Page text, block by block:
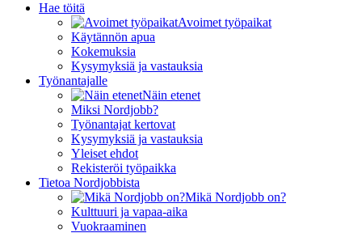
Hae töitä
Avoimet työpaikat
Käytännön apua
Kokemuksia
Kysymyksiä ja vastauksia
Työnantajalle
Näin etenet
Miksi Nordjobb?
Työnantajat kertovat
Kysymyksiä ja vastauksia
Yleiset ehdot
Rekisteröi työpaikka
Tietoa Nordjobbista
Mikä Nordjobb on?
Kulttuuri ja vapaa-aika
Vuokraaminen